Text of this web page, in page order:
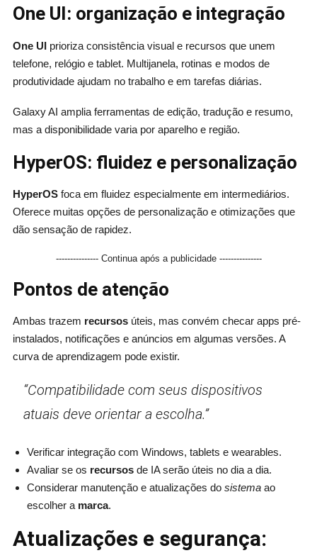
One UI: organização e integração
One UIprioriza consistência visual e recursos que unem
telefone, relógio e tablet. Multijanela, rotinas e modos de
produtividade ajudam no trabalho e em tarefas diárias.
Galaxy AI amplia ferramentas de edição, tradução e resumo,
mas a disponibilidade varia por aparelho e região.
HyperOS: fluidez e personalização
HyperOSfoca em fluidez especialmente em intermediários.
Oferece muitas opções de personalização e otimizações que
dão sensação de rapidez.
--------------- Continua após a publicidade ---------------
Pontos de atenção
Ambas trazem recursosúteis, mas convém checar apps pré-
instalados, notificações e anúncios em algumas versões. A
curva de aprendizagem pode existir.
“Compatibilidade com seus dispositivos
atuais deve orientar a escolha.”
Verificar integração com Windows, tablets e wearables.
Avaliar se os recursosde IA serão úteis no dia a dia.
Considerar manutenção e atualizações do sistemaao
escolher a marca.
Atualizações e segurança: